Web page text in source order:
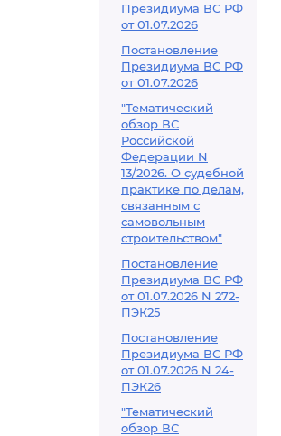
Президиума ВС РФ
от 01.07.2026
Постановление
Президиума ВС РФ
от 01.07.2026
"Тематический
обзор ВС
Российской
Федерации N
13/2026. О судебной
практике по делам,
связанным с
самовольным
строительством"
Постановление
Президиума ВС РФ
от 01.07.2026 N 272-
ПЭК25
Постановление
Президиума ВС РФ
от 01.07.2026 N 24-
ПЭК26
"Тематический
обзор ВС